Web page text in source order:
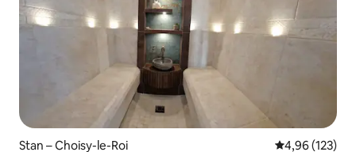
Stan – Choisy-le-Roi Prosječna
4,96 (123)